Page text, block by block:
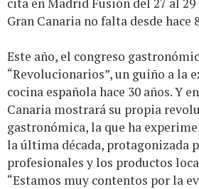
cita en Madrid Fusión del 27 al 29
Gran Canaria no falta desde hace
Este año, el congreso
“Revolucionarios”, un guiño a la
cocina española hace 30 años. Y
Canaria mostrará su propia
gastronómica, la que ha
la última década, protagonizada
profesionales y los productos
“Estamos muy contentos por la